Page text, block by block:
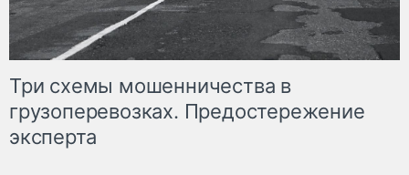
Три схемы мошенничества в
грузоперевозках. Предостережение
эксперта